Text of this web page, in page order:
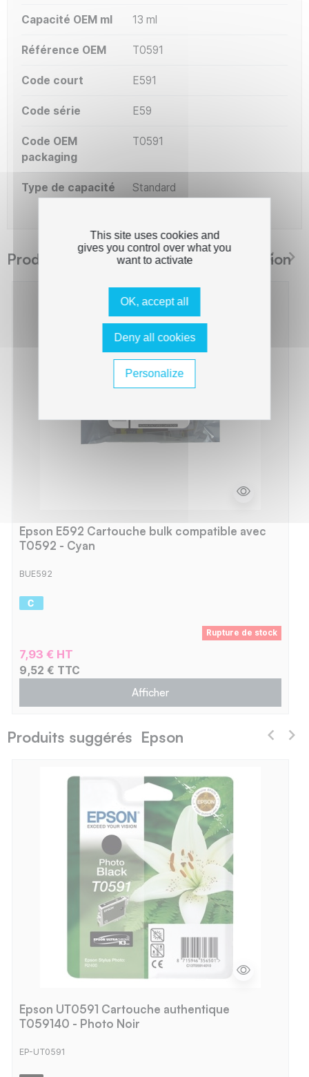
Capacité OEM ml 13 ml
Référence OEM T0591
Code court E591
Code série E59
Code OEM
packaging
T0591
Type de capacité Standard
Produits suggérés The Premium Solution
Epson E592 Cartouche bulk compatible avec
T0592 - Cyan
BUE592
Rupture de stock
7,93 € HT
9,52 € TTC
Afficher
Produits suggérés Epson
Epson UT0591 Cartouche authentique
T059140 - Photo Noir
EP-UT0591
This site uses cookies and
gives you control over what you
want to activate
OK, accept all
Deny all cookies
Personalize